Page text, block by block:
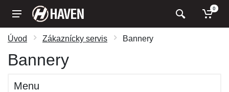
0
Úvod Zákaznícky servis Bannery
Bannery
Menu